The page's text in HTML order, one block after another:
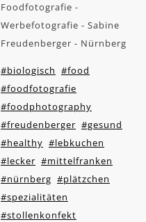
Foodfotografie -
Werbefotografie - Sabine
Freudenberger - Nürnberg
#biologisch #food
#foodfotografie
#foodphotography
#freudenberger #gesund
#healthy #lebkuchen
#lecker #mittelfranken
#nürnberg #plätzchen
#spezialitäten
#stollenkonfekt